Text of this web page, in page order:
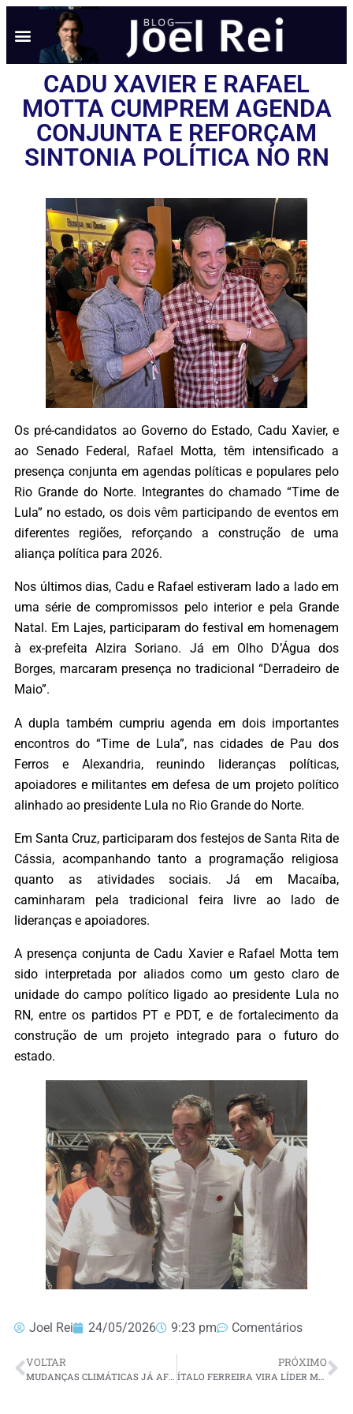
CADU XAVIER E RAFAEL
MOTTA CUMPREM AGENDA
CONJUNTA E REFORÇAM
SINTONIA POLÍTICA NO RN
Os pré-candidatos ao Governo do Estado, Cadu Xavier, e
ao Senado Federal, Rafael Motta, têm intensificado a
presença conjunta em agendas políticas e populares pelo
Rio Grande do Norte. Integrantes do chamado “Time de
Lula” no estado, os dois vêm participando de eventos em
diferentes regiões, reforçando a construção de uma
aliança política para 2026.
Nos últimos dias, Cadu e Rafael estiveram lado a lado em
uma série de compromissos pelo interior e pela Grande
Natal. Em Lajes, participaram do festival em homenagem
à ex-prefeita Alzira Soriano. Já em Olho D’Água dos
Borges, marcaram presença no tradicional “Derradeiro de
Maio”.
A dupla também cumpriu agenda em dois importantes
encontros do “Time de Lula”, nas cidades de Pau dos
Ferros e Alexandria, reunindo lideranças políticas,
apoiadores e militantes em defesa de um projeto político
alinhado ao presidente Lula no Rio Grande do Norte.
Em Santa Cruz, participaram dos festejos de Santa Rita de
Cássia, acompanhando tanto a programação religiosa
quanto as atividades sociais. Já em Macaíba,
caminharam pela tradicional feira livre ao lado de
lideranças e apoiadores.
A presença conjunta de Cadu Xavier e Rafael Motta tem
sido interpretada por aliados como um gesto claro de
unidade do campo político ligado ao presidente Lula no
RN, entre os partidos PT e PDT, e de fortalecimento da
construção de um projeto integrado para o futuro do
estado.
Joel Rei 24/05/2026 9:23 pm Comentários
VOLTAR
MUDANÇAS CLIMÁTICAS JÁ AFETAM 85% DOS BRASILEIROS, DIZ PESQUISA
PRÓXIMO
ÍTALO FERREIRA VIRA LÍDER MUNDIAL DA WSL AO CONQUISTAR ETAPA NA NOVA ZELÂNDIA